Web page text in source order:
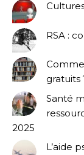
RSA :
gratuits
Santé
2025
L’aide